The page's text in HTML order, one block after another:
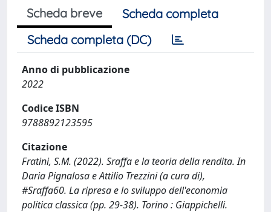
Scheda breve
Scheda completa
Scheda completa (DC)
Anno di pubblicazione
2022
Codice ISBN
9788892123595
Citazione
Fratini, S.M. (2022). Sraffa e la teoria della rendita. In
Daria Pignalosa e Attilio Trezzini (a cura di),
#Sraffa60. La ripresa e lo sviluppo dell'economia
politica classica (pp. 29-38). Torino : Giappichelli.